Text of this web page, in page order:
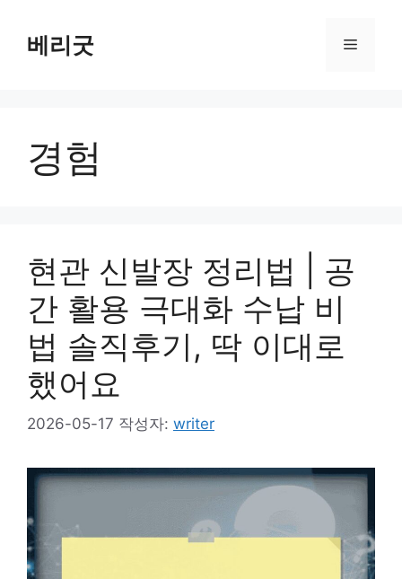
베리굿 메
경험
현관 신발장 정리법 | 공
간 활용 극대화 수납 비
법 솔직후기, 딱 이대로
했어요
2026-05-17 작성자: writer